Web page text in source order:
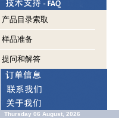
产品目录索取
样品准备
提问和解答
Thursday 06 August, 2026